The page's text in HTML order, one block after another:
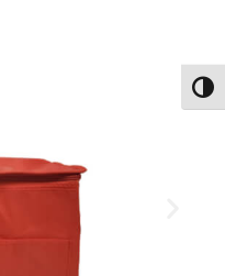
הפעל/כבה ניגודיות גבוהה